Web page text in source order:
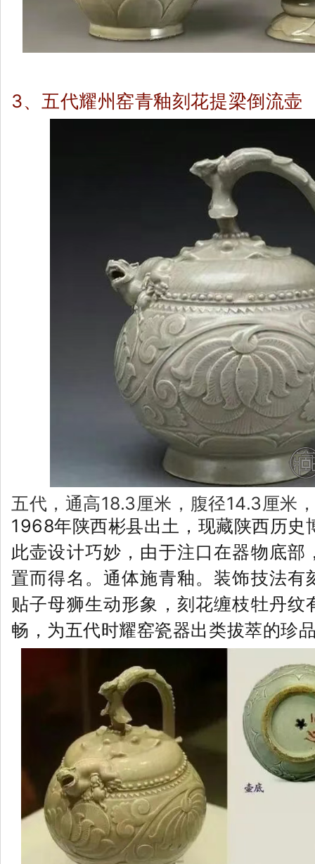
3、 五代耀州窑青釉刻花提梁倒流壶
五代，通高18.3厘米，腹径14.3厘米
1968年陕西彬县出土，现藏陕西历史
此壶设计巧妙，由于注口在器物底部
置而得名。通体施青釉。装饰技法有
贴子母狮生动形象，刻花缠枝牡丹纹
畅，为五代时耀窑瓷器出类拔萃的珍